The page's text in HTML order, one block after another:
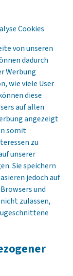
Cookies
von unseren
dadurch
Werbung
wie viele User
diese
auf allen
angezeigt
somit
zu
unserer
Sie speichern
jedoch auf
und
zulassen,